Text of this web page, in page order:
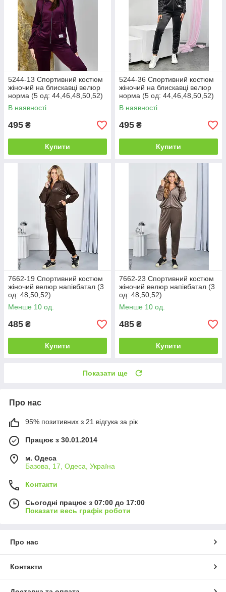
5244-13 Спортивний костюм
жіночий на блискавці велюр
норма (5 од: 44,46,48,50,52)
В наявності
495 ₴
Купити
5244-36 Спортивний костюм
жіночий на блискавці велюр
норма (5 од: 44,46,48,50,52)
В наявності
495 ₴
Купити
7662-19 Спортивний костюм
жіночий велюр напівбатал (3
од: 48,50,52)
Менше 10 од.
485 ₴
Купити
7662-23 Спортивний костюм
жіночий велюр напівбатал (3
од: 48,50,52)
Менше 10 од.
485 ₴
Купити
Показати ще
Про нас
95% позитивних з 21 відгука за рік
Працює з 30.01.2014
м. Одеса
Базова, 17, Одеса, Україна
Контакти
Сьогодні працює з 07:00 до 17:00
Показати весь графік роботи
Про нас
Контакти